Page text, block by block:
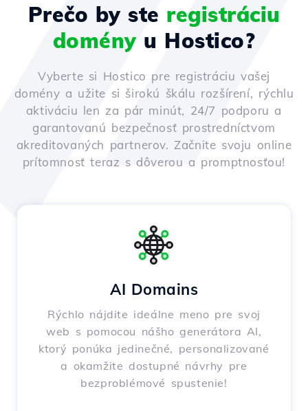
Prečo by ste registráciu
doményu Hostico?
Vyberte si Hostico pre registráciu vašej
domény a užite si širokú škálu rozšírení, rýchlu
aktiváciu len za pár minút, 24/7 podporu a
garantovanú bezpečnosť prostredníctvom
akreditovaných partnerov. Začnite svoju online
prítomnosť teraz s dôverou a promptnosťou!
AI Domains
Rýchlo nájdite ideálne meno pre svoj
web s pomocou nášho generátora AI,
ktorý ponúka jedinečné, personalizované
a okamžite dostupné návrhy pre
bezproblémové spustenie!